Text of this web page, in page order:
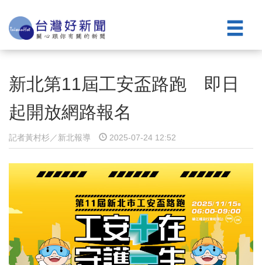
新北第11屆工安盃路跑 即日
起開放網路報名
記者黃村杉／新北報導 2025-07-24 12:52